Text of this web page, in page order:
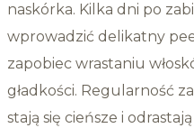
naskórka. Kilka dni po
wprowadzić delikatny
zapobiec wrastaniu
gładkości. Regularność
stają się cieńsze i